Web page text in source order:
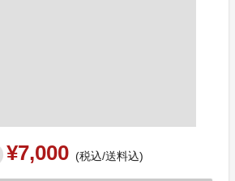
¥7,000 (税込/送料込)